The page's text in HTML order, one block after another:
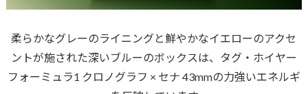
柔らかなグレーのライニングと鮮やかなイエローのアクセ
ントが施された深いブルーのボックスは、タグ・ホイヤー
フォーミュラ1 クロノグラフ × セナ 43mmの力強いエネルギ